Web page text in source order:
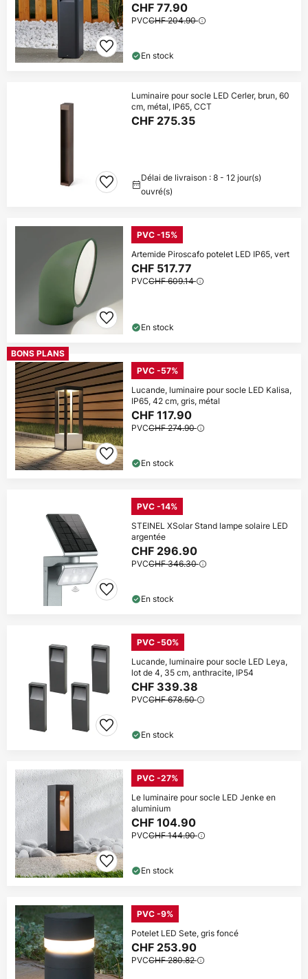
CHF 77.90
PVCCHF 204.90
En stock
Luminaire pour socle LED Cerler, brun, 60
cm, métal, IP65, CCT
CHF 275.35
Délai de livraison : 8 - 12 jour(s)
ouvré(s)
PVC -15%
Artemide Piroscafo potelet LED IP65, vert
CHF 517.77
PVCCHF 609.14
En stock
BONS PLANS
PVC -57%
Lucande, luminaire pour socle LED Kalisa,
IP65, 42 cm, gris, métal
CHF 117.90
PVCCHF 274.90
En stock
PVC -14%
STEINEL XSolar Stand lampe solaire LED
argentée
CHF 296.90
PVCCHF 346.30
En stock
PVC -50%
Lucande, luminaire pour socle LED Leya,
lot de 4, 35 cm, anthracite, IP54
CHF 339.38
PVCCHF 678.50
En stock
PVC -27%
Le luminaire pour socle LED Jenke en
aluminium
CHF 104.90
PVCCHF 144.90
En stock
PVC -9%
Potelet LED Sete, gris foncé
CHF 253.90
PVCCHF 280.82